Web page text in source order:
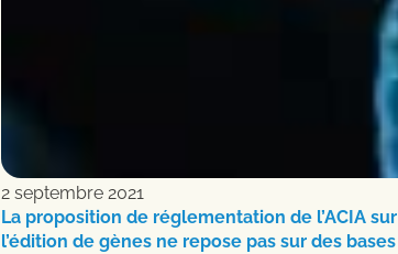
2 septembre 2021
La proposition de réglementation de l’ACIA sur
l’édition de gènes ne repose pas sur des bases